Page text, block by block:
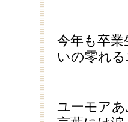
今年も卒
いの零れ
ユーモア